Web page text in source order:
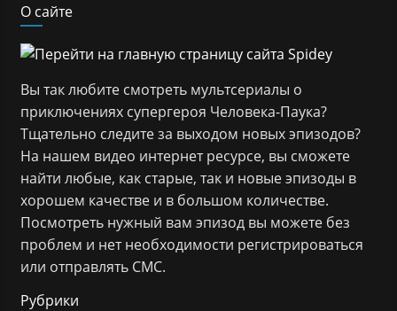
О сайте
Вы так любите смотреть мультсериалы о
приключениях супергероя Человека-Паука?
Тщательно следите за выходом новых эпизодов?
На нашем видео интернет ресурсе, вы сможете
найти любые, как старые, так и новые эпизоды в
хорошем качестве и в большом количестве.
Посмотреть нужный вам эпизод вы можете без
проблем и нет необходимости регистрироваться
или отправлять СМС.
Рубрики